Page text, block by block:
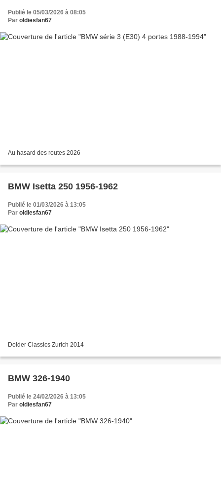
Publié le 05/03/2026 à 08:05
Par oldiesfan67
Au hasard des routes 2026
BMW Isetta 250 1956-1962
Publié le 01/03/2026 à 13:05
Par oldiesfan67
Dolder Classics Zurich 2014
BMW 326-1940
Publié le 24/02/2026 à 13:05
Par oldiesfan67